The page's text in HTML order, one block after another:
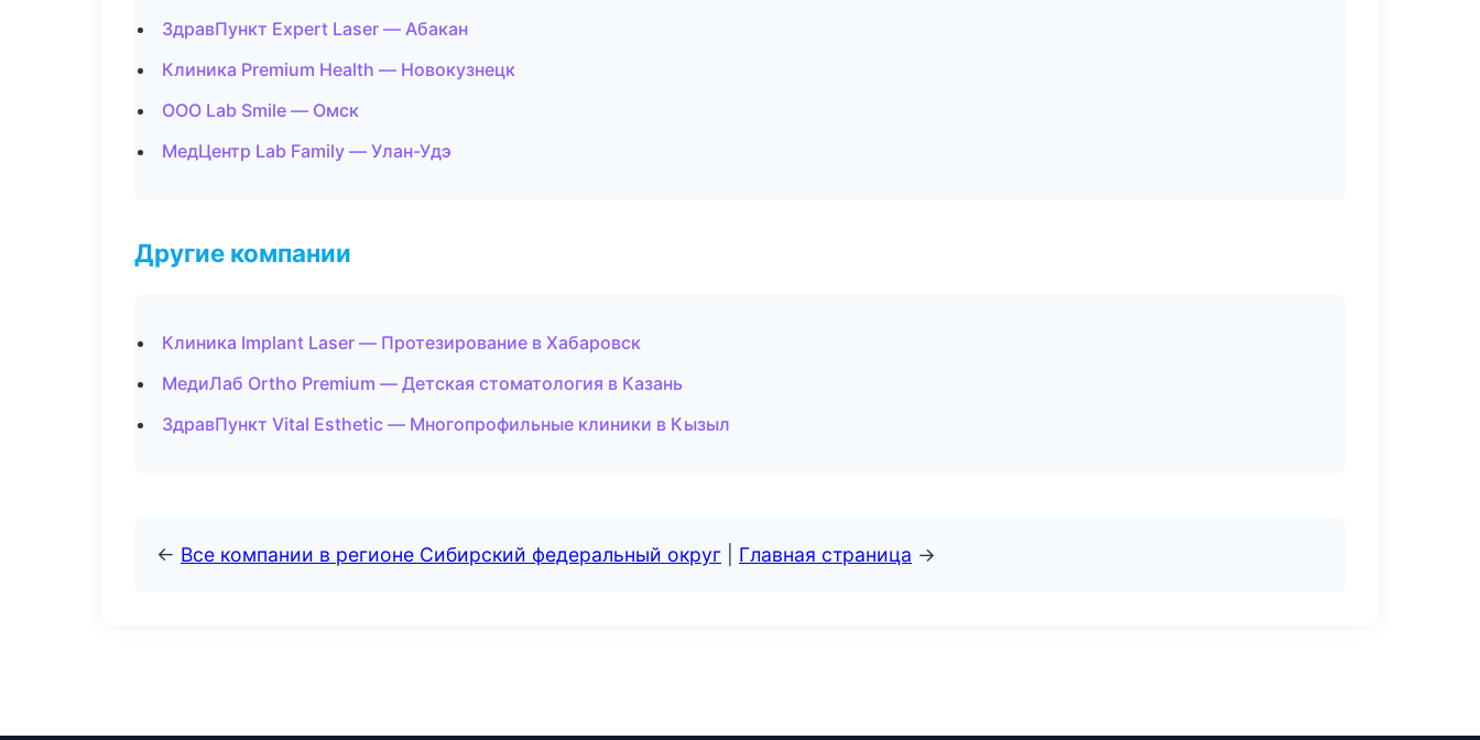
ЗдравПункт Expert Laser — Абакан
Клиника Premium Health — Новокузнецк
ООО Lab Smile — Омск
МедЦентр Lab Family — Улан-Удэ
Другие компании
Клиника Implant Laser — Протезирование в Хабаровск
МедиЛаб Ortho Premium — Детская стоматология в Казань
ЗдравПункт Vital Esthetic — Многопрофильные клиники в Кызыл
← Все компании в регионе Сибирский федеральный округ Главная страница →